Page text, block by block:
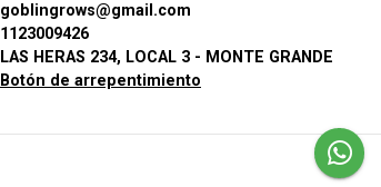
goblingrows@gmail.com
1123009426
LAS HERAS 234, LOCAL 3 - MONTE GRANDE
Botón de arrepentimiento